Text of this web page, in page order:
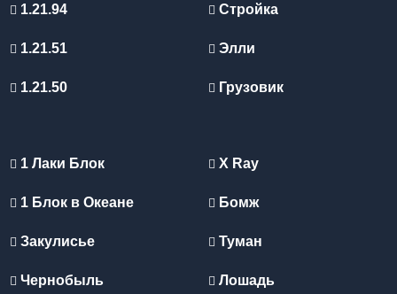
1.21.94
1.21.51
1.21.50
Стройка
Элли
Грузовик
1 Лаки Блок
1 Блок в Океане
Закулисье
Чернобыль
X Ray
Бомж
Туман
Лошадь